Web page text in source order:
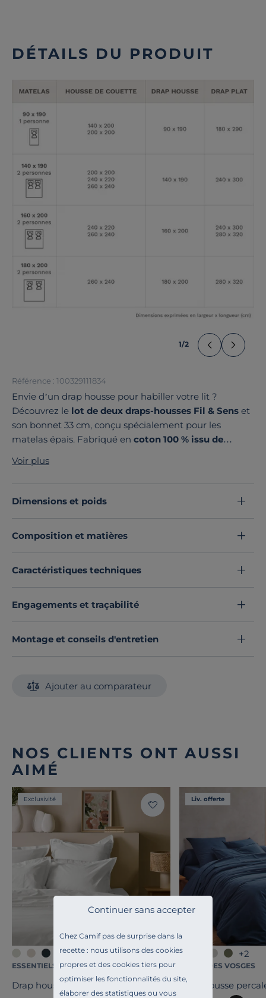
Chez Camif pas de surprise dans la
recette : nous utilisons des cookies
propres et des cookies tiers pour
optimiser les fonctionnalités du site,
élaborer des statistiques ou vous
Continuer sans accepter
DÉTAILS DU PRODUIT
1/2
Référence : 100329111834
Envie d’un drap housse pour habiller votre lit ?
Découvrez le lot de deux draps-housses Fil & Sens et
son bonnet 33 cm, conçu spécialement pour les
matelas épais. Fabriqué en coton 100 % issu de
fils/cm², il épouse parfaitement les contours de votre
literie, sans jamais glisser.
Fabriqué avec soin en France
et disponible dans une
and matchs uniques. Un indispensable au charme
intemporel qui sublime votre espace nuit.
Craquez dès maintenant pour ce lot de deux draps-
Découvrez toute notre sélection :
Voir plus
Dimensions et poids
Composition et matières
Caractéristiques techniques
Engagements et traçabilité
Montage et conseils d'entretien
Ajouter au comparateur
NOS CLIENTS ONT AUSSI
AIMÉ
Exclusivité
+4
ESSENTIELS PAR CAMIF
Drap housse coton bio Fil & Sens
Liv. offerte
+2
BLANC DES VOSGES
Drap housse